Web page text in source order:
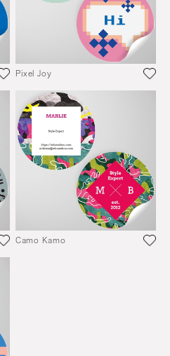
Pixel Joy
Camo Kamo